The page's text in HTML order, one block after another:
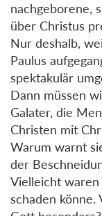
nachgeborene,
über Christus
Nur deshalb,
Paulus
spektakulär
Dann müssen
Galater, die
Christen mit
Warum warnt
der
Vielleicht
schaden